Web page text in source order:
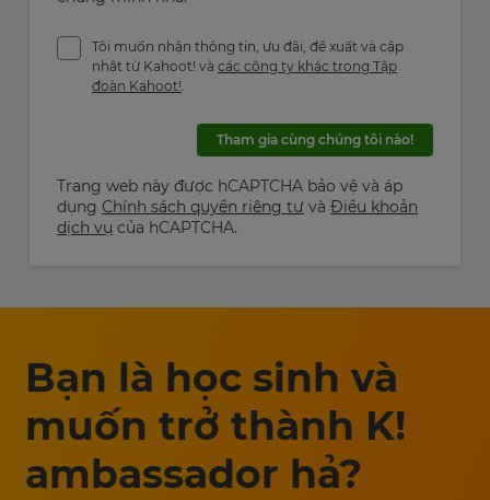
Tôi muốn nhận thông tin, ưu đãi, đề xuất và cập
nhật từ Kahoot! và các công ty khác trong Tập
đoàn Kahoot!.
Tham gia cùng chúng tôi nào!
Trang web này được hCAPTCHA bảo vệ và áp
dụng Chính sách quyền riêng tư và Điều khoản
dịch vụ của hCAPTCHA.
Bạn là học sinh và
muốn trở thành K!
ambassador hả?